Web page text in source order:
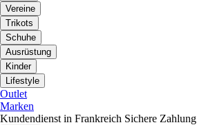
Vereine
Trikots
Schuhe
Ausrüstung
Kinder
Lifestyle
Outlet
Marken
Kundendienst in Frankreich Sichere Zahlung